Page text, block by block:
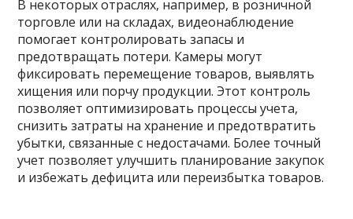
В некоторых отраслях, например, в розничной
торговле или на складах, видеонаблюдение
помогает контролировать запасы и
предотвращать потери. Камеры могут
фиксировать перемещение товаров, выявлять
хищения или порчу продукции. Этот контроль
позволяет оптимизировать процессы учета,
снизить затраты на хранение и предотвратить
убытки, связанные с недостачами. Более точный
учет позволяет улучшить планирование закупок
и избежать дефицита или переизбытка товаров.